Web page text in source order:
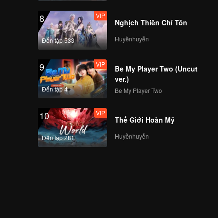
8
Đến tập 533
VIP
Nghịch Thiên Chí Tôn
Huyềnhuyễn
9
Đến tập 4
VIP
Be My Player Two (Uncut
ver.)
Be My Player Two
10
Đến tập 281
VIP
Thế Giới Hoàn Mỹ
Huyềnhuyễn